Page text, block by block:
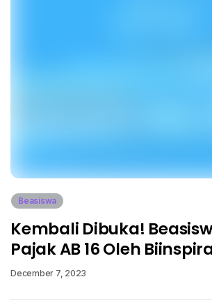
Beasiswa
Kembali Dibuka!
Pajak AB 16 Oleh
December 7, 2023